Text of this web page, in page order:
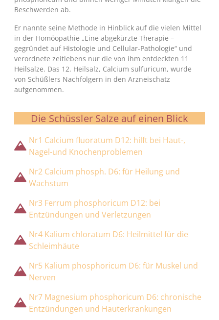
Beschwerden ab.
Er nannte seine Methode in Hinblick auf die vielen Mittel
in der Homöopathie „Eine abgekürzte Therapie –
gegründet auf Histologie und Cellular-Pathologie“ und
verordnete zeitlebens nur die von ihm entdeckten 11
Heilsalze. Das 12. Heilsalz, Calcium sulfuricum, wurde
von Schüßlers Nachfolgern in den Arzneischatz
aufgenommen.
Die Schüssler Salze auf einen Blick
Nr1 Calcium fluoratum D12: hilft bei Haut-,
Nagel-und Knochenproblemen
Nr2 Calcium phosph. D6: für Heilung und
Wachstum
Nr3 Ferrum phosphoricum D12: bei
Entzündungen und Verletzungen
Nr4 Kalium chloratum D6: Heilmittel für die
Schleimhäute
Nr5 Kalium phosphoricum D6: für Muskel und
Nerven
Nr7 Magnesium phosphoricum D6: chronische
Entzündungen und Hauterkrankungen